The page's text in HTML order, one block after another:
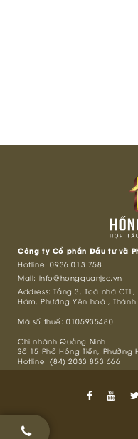
Công ty Cổ phần Đầu tư và
Hotline:0936 013 758
Mail: info@hongquanjsc.vn
Address: Tầng 3, Toà nhà
Hàm, Phường Yên hoà ,
Mã số thuế: 0105935480
Chi nhánh Quảng Ninh
Số 15 Phố Hồng Tiến,
Hotline: (84) 2033 853 666